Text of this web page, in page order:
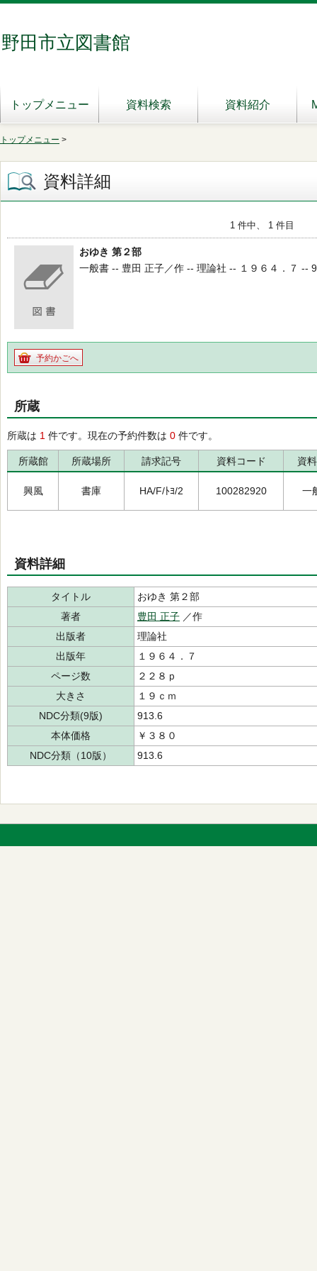
野田市立図書館
トップメニュー 資料検索 資料紹介
トップメニュー >
資料詳細
1 件中、 1 件目
おゆき 第２部
一般書 -- 豊田 正子／作 -- 理論社 -- １９６４．７ --
予約かごへ
所蔵
所蔵は 1 件です。現在の予約件数は 0 件です。
所蔵館 所蔵場所 請求記号 資料コード 資
興風 書庫 HA/F/ﾄﾖ/2 100282920 一
資料詳細
タイトル
おゆき 第２部
著者
豊田 正子 ／作
出版者
理論社
出版年
１９６４．７
ページ数
２２８ｐ
大きさ
１９ｃｍ
NDC分類(9版)
913.6
本体価格
￥３８０
NDC分類（10版）
913.6